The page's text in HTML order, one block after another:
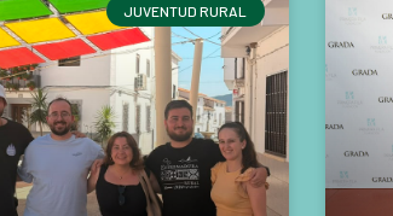
JUVENTUD RURAL